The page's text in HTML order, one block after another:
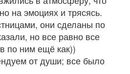
на эмоциях и трясясь.
они сделаны по
но все равно все
по ним ещё как))
от души; все было